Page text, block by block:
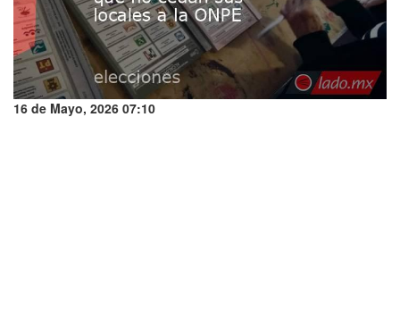
16 de Mayo, 2026 07:10